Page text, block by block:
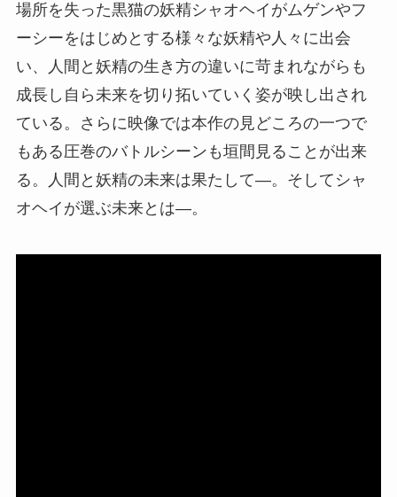
場所を失った黒猫の妖精シャオヘイがムゲンやフ
ーシーをはじめとする様々な妖精や人々に出会
い、人間と妖精の生き方の違いに苛まれながらも
成長し自ら未来を切り拓いていく姿が映し出され
ている。さらに映像では本作の見どころの一つで
もある圧巻のバトルシーンも垣間見ることが出来
る。人間と妖精の未来は果たして―。そしてシャ
オヘイが選ぶ未来とは―。